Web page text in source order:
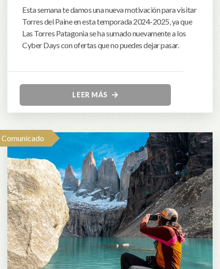
Esta semana te damos una nueva motivación para visitar
Torres del Paine en esta temporada 2024-2025, ya que
Las Torres Patagonia se ha sumado nuevamente a los
Cyber Days con ofertas que no puedes dejar pasar.
LEER MÁS
Comunicado